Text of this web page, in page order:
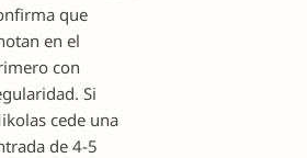
que
en el
con
Si
cede una
de 4-5